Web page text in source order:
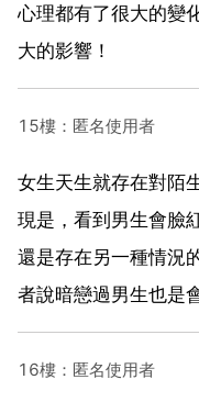
心理都有了很大的變
大的影響！
15樓：匿名使用者
女生天生就存在對陌
現是，看到男生會臉
還是存在另一種情況
者說暗戀過男生也是
16樓：匿名使用者